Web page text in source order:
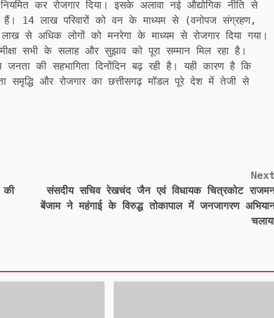
कर रोजगार दिया। इसके अलावा नई औद्योगिक नीति से
हैं। 14 लाख परिवारों को वन के माध्यम से (वनोपज संग्रहण,
से अधिक लोगों को मनरेगा के माध्यम से रोजगार दिया गया।
सभी के सलाह और सुझाव को पूरा सम्मान मिल रहा है।
की सहभागिता दिनोंदिन बढ़ रही है। यही कारण है कि
समृद्धि और रोजगार का छत्तीसगढ़ मॉडल पूरे देश में तेजी से
संसदीय सचिव रेखचंद जैन एवं विधायक चित्रकोट
बेंजाम ने महंगाई के विरुद्ध तोकापाल में जनजागरण